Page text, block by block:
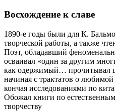
Восхождение к славе
1890-е годы были для К.
творческой работы, а также
Поэт, обладавший
осваивал «один за другим
как одержимый… прочитывал
начиная с трактатов о
кончая исследованиями по
Обожал книги по
творчеству